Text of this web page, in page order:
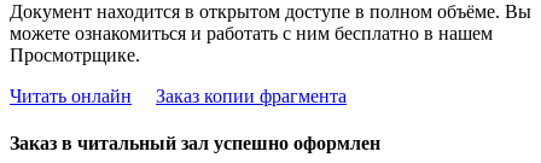
Документ находится в открытом доступе в полном объёме. Вы
можете ознакомиться и работать с ним бесплатно в нашем
Просмотрщике.
Читать онлайн
Заказ копии фрагмента
Заказ в читальный зал успешно оформлен